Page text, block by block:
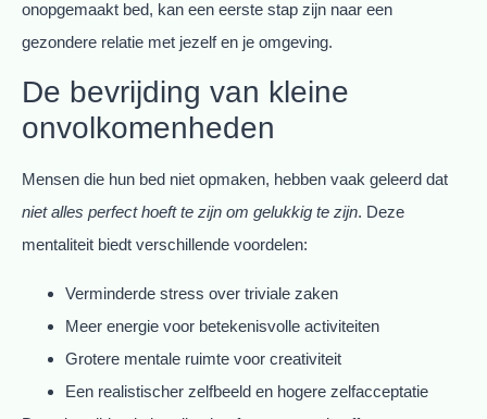
onopgemaakt bed, kan een eerste stap zijn naar een
gezondere relatie met jezelf en je omgeving.
De bevrijding van kleine
onvolkomenheden
Mensen die hun bed niet opmaken, hebben vaak geleerd dat
niet alles perfect hoeft te zijn om gelukkig te zijn. Deze
mentaliteit biedt verschillende voordelen:
Verminderde stress over triviale zaken
Meer energie voor betekenisvolle activiteiten
Grotere mentale ruimte voor creativiteit
Een realistischer zelfbeeld en hogere zelfacceptatie